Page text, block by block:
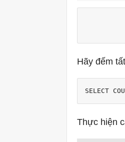
Hãy đếm
SELECT
Thực hiện